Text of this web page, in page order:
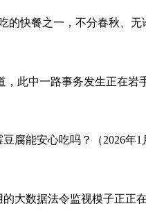
快餐之一，不分春秋、
此中一路事务发生正在岩
腐能安心吃吗？（2026年
大数据法令监视模子正正